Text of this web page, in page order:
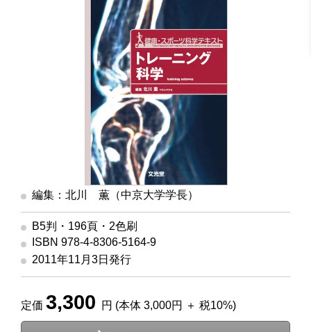
編集：北川 薫（中京大学学長）
B5判・196頁・2色刷
ISBN 978-4-8306-5164-9
2011年11月3日発行
定価 3,300 円 (本体 3,000円 ＋ 税10%)